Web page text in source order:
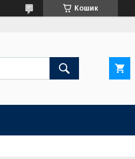
Кошик